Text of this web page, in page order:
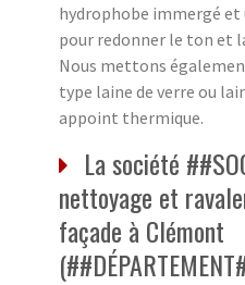
hydrophobe immergé
pour redonner le ton et
Nous mettons
type laine de verre ou
appoint thermique.
La société
nettoyage et
façade à Clémont